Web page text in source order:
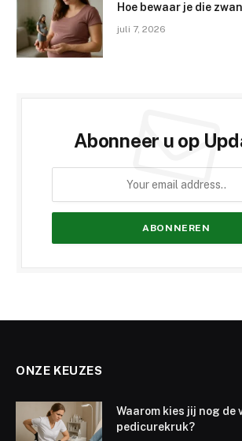
Hoe bewaar je die
juli 7, 2026
Abonneer u op
ONZE KEUZES
Waarom kies jij nog de
pedicurekruk?